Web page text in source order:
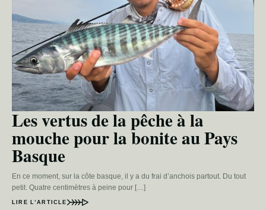
Les vertus de la pêche à la
mouche pour la bonite au Pays
Basque
En ce moment, sur la côte basque, il y a du frai d’anchois partout. Du tout
petit. Quatre centimètres à peine pour […]
LIRE L’ARTICLE